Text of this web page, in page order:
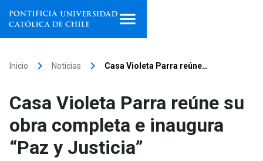
Facultades, escuelas e
institutos
Investigación
Inicio keyboard_arrow_right Noticias keyboard_arrow_right Casa Violeta Parra reúne…
Casa Violeta Parra reúne su
obra completa e inaugura
“Paz y Justicia”